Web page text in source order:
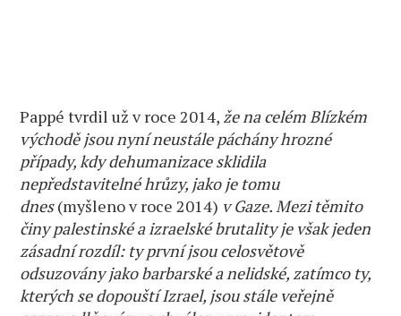
Pappé tvrdil už v roce 2014, že na celém Blízkém
východě jsou nyní neustále páchány hrozné
případy, kdy dehumanizace sklidila
nepředstavitelné hrůzy, jako je tomu
dnes(myšleno v roce 2014) v Gaze. Mezi těmito
činy palestinské a izraelské brutality je však jeden
zásadní rozdíl: ty první jsou celosvětově
odsuzovány jako barbarské a nelidské, zatímco ty,
kterých se dopouští Izrael, jsou stále veřejně